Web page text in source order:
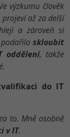
výzkumu člověk
až za delší
a zároveň si
skloubit
oddělení, takže
do IT
to. Mně osobně
v IT.